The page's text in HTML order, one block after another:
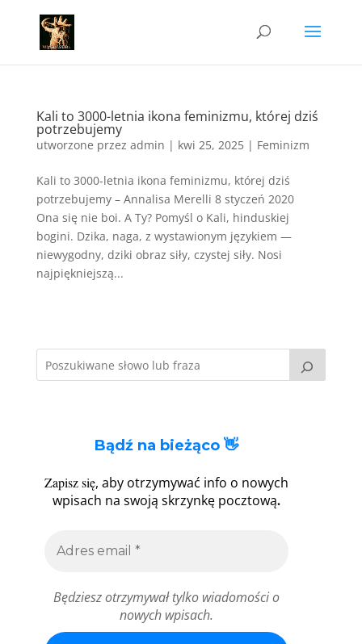
Kali to 3000-letnia ikona feminizmu, której dziś
potrzebujemy
utworzone przez admin | kwi 25, 2025| Feminizm
Kali to 3000-letnia ikona feminizmu, której dziś
potrzebujemy – Annalisa Merelli 8 styczeń 2020
Ona się nie boi. A Ty? Pomyśl o Kali, hinduskiej
bogini. Dzika, naga, z wystawionym językiem —
niewygodny, dziki obraz siły, czystej siły. Nosi
najpiękniejszą...
Bądź na bieżąco 👋
Zapisz się, aby otrzymywać info o nowych
wpisach na swoją skrzynkę pocztową.
Będziesz otrzymywał tylko wiadomości o
nowych wpisach.